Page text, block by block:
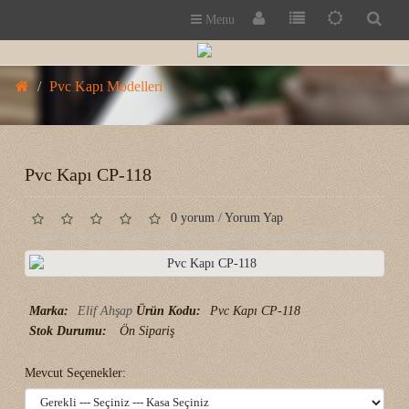
Menu
Pvc Kapı Modelleri
Pvc Kapı CP-118
0 yorum /Yorum Yap
Marka: Elif Ahşap Ürün Kodu:
Pvc Kapı CP-118
Stok Durumu:
Ön Sipariş
Mevcut Seçenekler: